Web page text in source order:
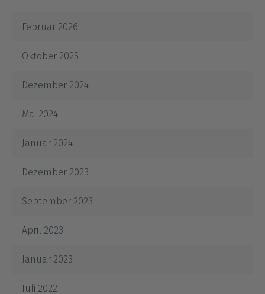
Februar 2026
Oktober 2025
Dezember 2024
Mai 2024
Januar 2024
Dezember 2023
September 2023
April 2023
Januar 2023
Juli 2022